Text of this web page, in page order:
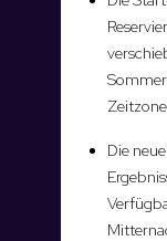
Die